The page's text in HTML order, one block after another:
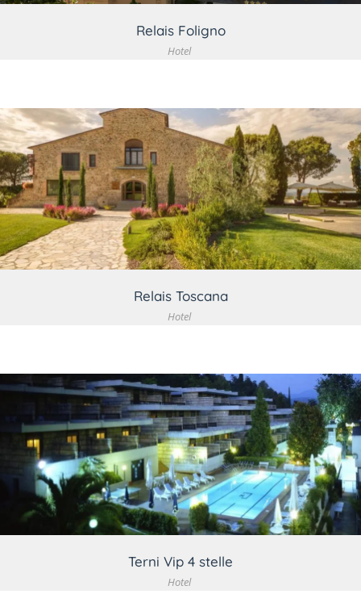
Relais Foligno
Hotel
VEDI DETTAGLIO
Relais Toscana
Hotel
VEDI DETTAGLIO
Terni Vip 4 stelle
Hotel